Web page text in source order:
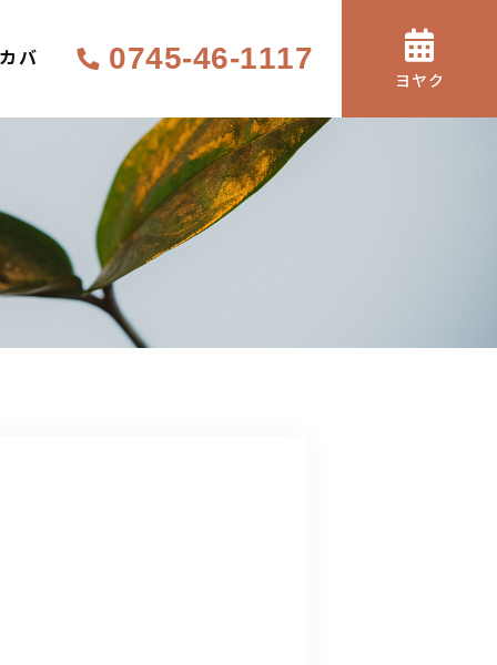
バ 0745-46-1117
ヨヤク